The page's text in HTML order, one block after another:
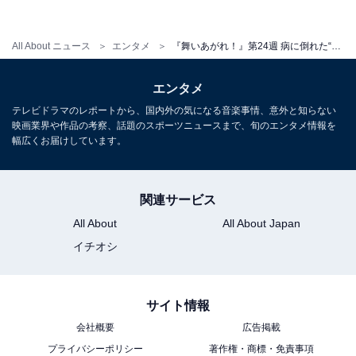
All About ニュース エンタメ
マ」の開発に取り組んでいると知った舞は、実用化され
し出ます。一方、貴司は編集者の北條（川島潤哉）から
3冊目の歌集をまとめたいと言われるも、短歌が詠めず
に苦しんでいて――。最終回まで残すところあと少しと
【バックナンバー】
「パイロットの夢はどこに？」「子どもが引き継ぐ？」
エンタメ
テレビドラマのレポートから、国内外の気になる音楽事情、意外と知らない
映画業界や作品の考察、話題のスポーツニュースまで、旬のエンタメ情報を
幅広くお届けしています。
関連サービス
All About
All About Japan
イチオシ
サイト情報
会社概要
広告掲載
プライバシーポリシー
著作権・商標・免責事項